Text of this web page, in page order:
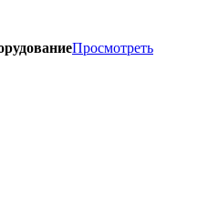
Просмотреть